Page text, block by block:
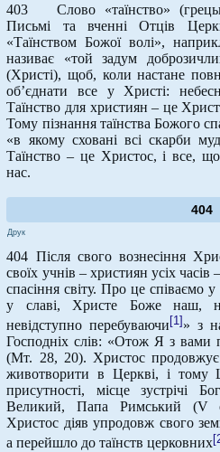
403 Слово «таїнство»
Письмі та вченні Отців
«Таїнством Божої волі»,
називає «той задум
(Христі), щоб, коли настане
об’єднати все у Христі:
Таїнство для християн – це
Тому пізнання таїнства Божого
«в якому сховані всі скарби
Таїнство – це Христос, і все,
нас.
404
Друк
404 Після свого вознесіння
своїх учнів – християн усіх часів
спасіння світу. Про це співаємо
у славі, Христе Боже наш,
невідступно перебуваючи [1] » з
Господніх слів: «Отож Я з вами
(Мт. 28, 20). Христос продовжує
животворити в Церкві, і тому
присутності, місце зустрічі
Великий, Папа Римський (V
Христос діяв упродовж свого
а перейшло до таїнств церковних